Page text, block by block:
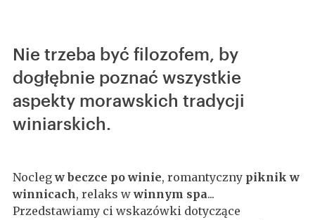
Nie trzeba być filozofem, by
dogłębnie poznać wszystkie
aspekty morawskich tradycji
winiarskich.
Noclegw beczce po winie, romantyczny piknik w
winnicach, relaks wwinnym spa...
Przedstawiamy ci wskazówki dotyczące